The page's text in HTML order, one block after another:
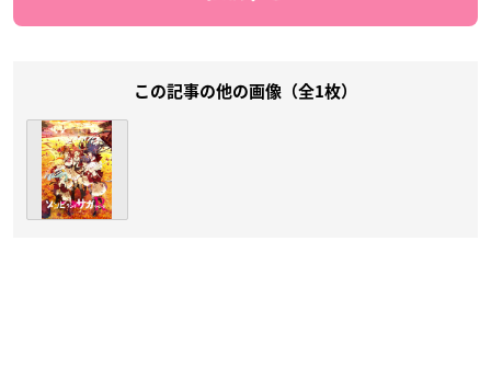
この記事の他の画像（全1枚）